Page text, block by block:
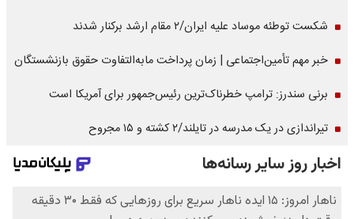
شکست توطئه موساد علیه ایران/۲ مقام‌ ارشد برکنار شدند
خبر مهم تأمین‌اجتماعی | زمان پرداخت مابه‌التفاوت حقوق بازنشستگان
برنی سندرز: ترامپ خطرناک‌ترین رئیس‌جمهور برای آمریکا است
تیراندازی در یک مدرسه در تایلند/۲ کشته و ۱۵ مجروح